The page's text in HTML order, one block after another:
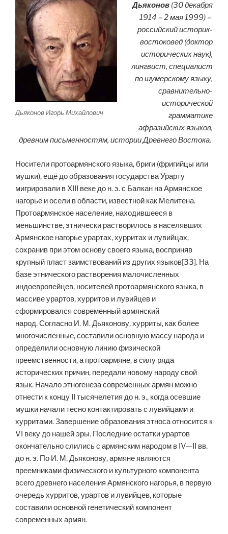
Дьяконов Игорь Михайлович
Дьяконов (30 декабря
1914 – 2 мая 1999) –
российский историк-
востоковед (доктор
исторических наук),
лингвист, специалист
по шумерскому языку,
сравнительно-
исторической
грамматике
афразийских языков,
древним письменностям, истории Древнего Востока.
Носители протоармянского языка, бриги (фригийцы или
мушки), ещё до образования государства Урарту
мигрировали в XIII веке до н. э. с Балкан на Армянское
нагорье и осели в области, известной как Мелитена.
Протоармянское население, находившееся в
меньшинстве, этнически растворилось в населявших
Армянское нагорье урартах, хурритах и лувийцах,
сохранив при этом основу своего языка, восприняв
крупный пласт заимствований из других языков[33]. На
базе этнического растворения малочисленных
индоевропейцев, носителей протоармянского языка, в
массиве урартов, хурритов и лувийцев и
сформировался современный армянский
народ. Согласно И. М. Дьяконову, хурриты, как более
многочисленные, составили основную массу народа и
определили основную линию физической
преемственности, а протоармяне, в силу ряда
исторических причин, передали новому народу свой
язык. Начало этногенеза современных армян можно
отнести к концу II тысячелетия до н. э., когда осевшие
мушки начали тесно контактировать с лувийцами и
хурритами. Завершение образования этноса относится к
VI веку до нашей эры. Последние остатки урартов
окончательно слились с армянским народом в IV—II вв.
до н. э. По И. М. Дьяконову, армяне являются
преемниками физического и культурного компонента
всего древнего населения Армянского нагорья, в первую
очередь хурритов, урартов и лувийцев, которые
составили основной генетический компонент
современных армян.